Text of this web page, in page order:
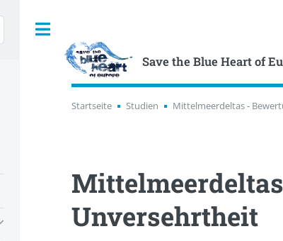
Save the Blue Heart of
Startseite Studien Mittelmeerdeltas -
Unversehrtheit